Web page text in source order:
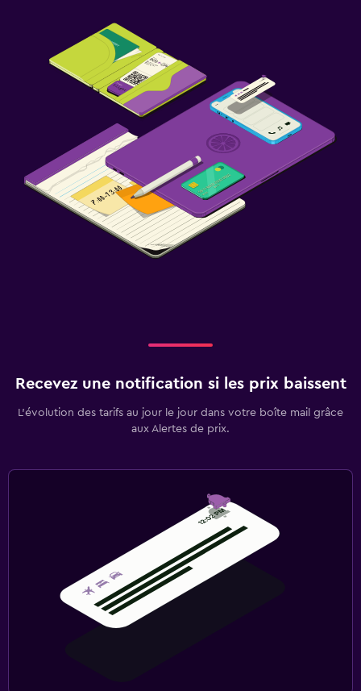
Recevez une notification si les prix baissent
L’évolution des tarifs au jour le jour dans votre boîte mail grâce
aux Alertes de prix.